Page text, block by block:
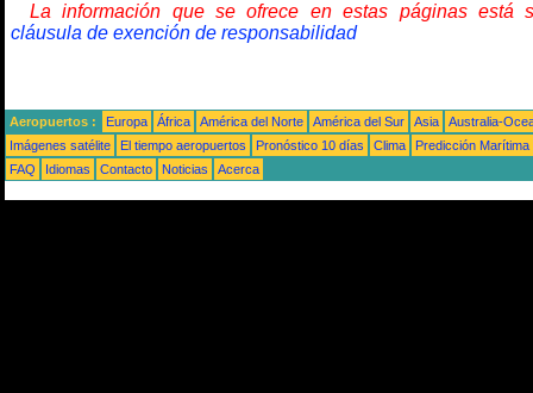
La información que se ofrece en estas páginas está
cláusula de exención de responsabilidad
Aeropuertos : Europa África América del Norte América del Sur Asia
Australia-
Imágenes satélite
El tiempo aeropuertos Pronóstico 10 días Clima
Predicción Marítima
FAQ
Idiomas Contacto Noticias Acerca